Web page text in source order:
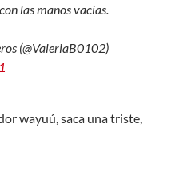
las manos vacías.
(@ValeriaB0102)
wayuú, saca una triste,